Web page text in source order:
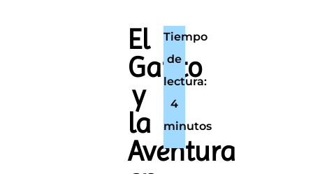
El
Gatito
y
la
Aventura
Tiempo
de
lectura:
4
minutos